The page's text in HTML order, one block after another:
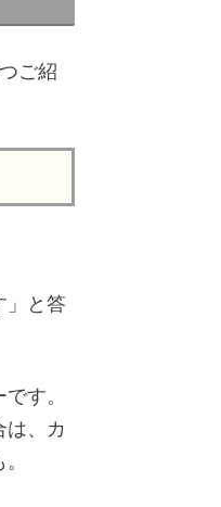
ご紹
」と答
す。
は、カ